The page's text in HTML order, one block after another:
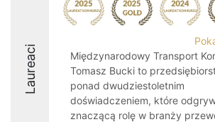
Laureaci
Międzynarodowy Transport
Tomasz Bucki to
ponad dwudziestoletnim
doświadczeniem, które
znaczącą rolę w branży